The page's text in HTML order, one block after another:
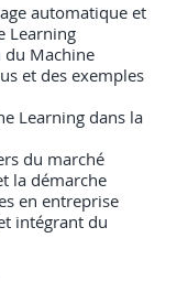
automatique et
Learning
Machine
et des exemples
Learning dans la
du marché
la démarche
en entreprise
intégrant du